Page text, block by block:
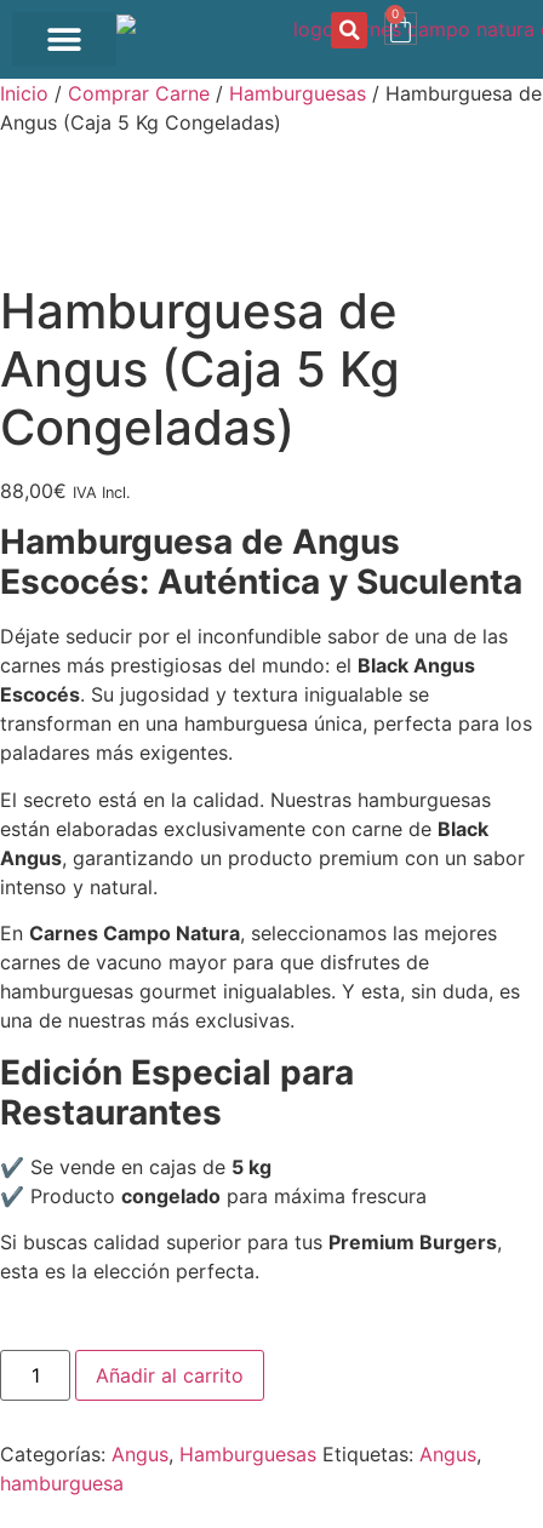
0
Inicio / Comprar Carne / Hamburguesas / Hamburguesa de
Angus (Caja 5 Kg Congeladas)
Hamburguesa de
Angus (Caja 5 Kg
Congeladas)
88,00€ IVA Incl.
Hamburguesa de Angus
Escocés: Auténtica y Suculenta
Déjate seducir por el inconfundible sabor de una de las
carnes más prestigiosas del mundo: el Black Angus
Escocés. Su jugosidad y textura inigualable se
transforman en una hamburguesa única, perfecta para los
paladares más exigentes.
El secreto está en la calidad. Nuestras hamburguesas
están elaboradas exclusivamente con carne de Black
Angus, garantizando un producto premium con un sabor
intenso y natural.
En Carnes Campo Natura, seleccionamos las mejores
carnes de vacuno mayor para que disfrutes de
hamburguesas gourmet inigualables. Y esta, sin duda, es
una de nuestras más exclusivas.
Edición Especial para
Restaurantes
✔ Se vende en cajas de 5 kg
✔ Producto congelado para máxima frescura
Si buscas calidad superior para tus Premium Burgers,
esta es la elección perfecta.
Añadir al carrito
Categorías: Angus, Hamburguesas Etiquetas: Angus,
hamburguesa